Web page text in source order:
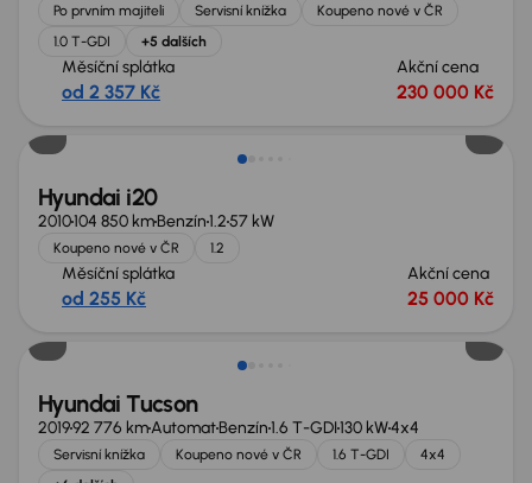
Po prvním majiteli Servisní knížka
Koupeno nové v ČR
1.0 T-GDI
+5 dalších
Měsíční splátka
od 2 357 Kč
Akční cena
230 000 Kč
Hyundai i20
2010104 850 kmBenzín1.257 kW
Koupeno nové v ČR 1.2
Měsíční splátka
od 255 Kč
Akční cena
25 000 Kč
Hyundai Tucson
201992 776 kmAutomatBenzín1.6 T-GDI130 kW4x4
Servisní knížka Koupeno nové v ČR 1.6 T-GDI
4x4